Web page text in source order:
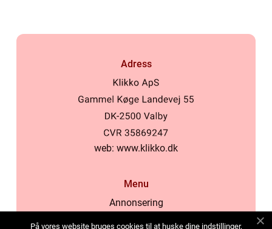
Adress
web: www.klikko.dk
Menu
Annonsering
På vores website bruges cookies til at huske dine indstillinger,